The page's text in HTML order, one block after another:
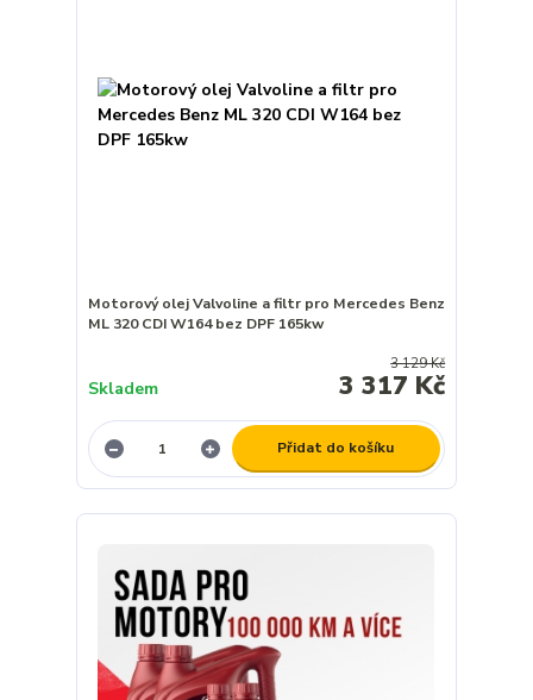
Motorový olej Valvoline a filtr pro Mercedes Benz
ML 320 CDI W164 bez DPF 165kw
3 129 Kč
3 317 Kč
Skladem
Přidat do košíku